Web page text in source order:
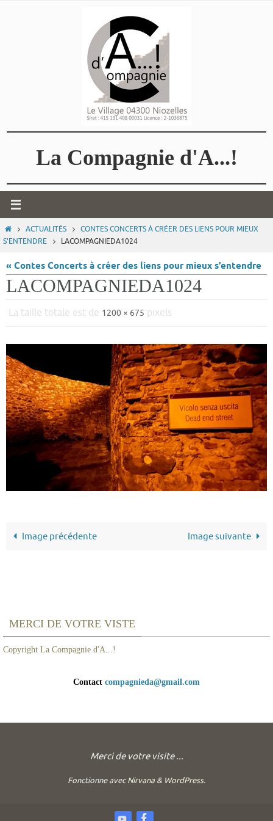
La Compagnie d'A...!
HOMEACTUALITÉS
CONTES CONCERTS À CRÉER DES LIENS POUR MIEUX
S'ENTENDRE
LACOMPAGNIEDA1024
« Contes Concerts à créer des liens pour mieux s’entendre
LACOMPAGNIEDA1024
La taille totale est de 1200 × 675 pixels
Image précédente Image suivante
MERCI DE VOTRE VISTE
Copyright La Compagnie d'A...!
Contact compagnieda@gmail.com
Merci de votre visite ...
Fonctionne avecNirvana & WordPress.